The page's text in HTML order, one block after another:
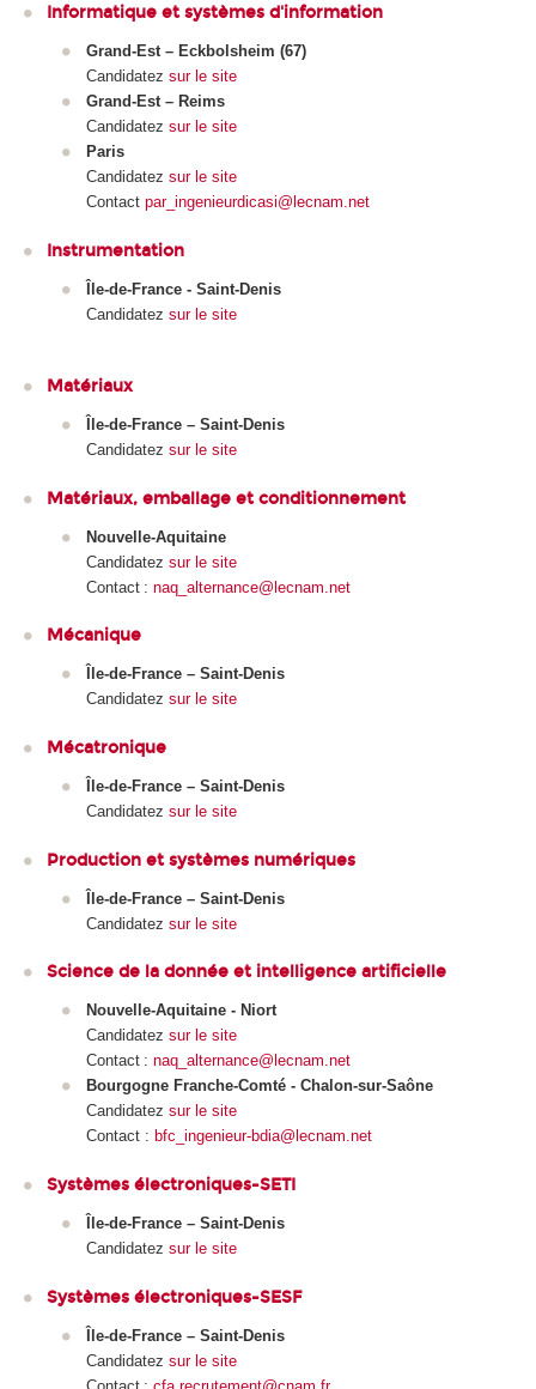
Informatique et systèmes d'information
Grand-Est – Eckbolsheim (67)
Candidatez sur le site
Grand-Est – Reims
Candidatez sur le site
Paris
Candidatez sur le site
Contact par_ingenieurdicasi@lecnam.net
Instrumentation
Île-de-France - Saint-Denis
Candidatez sur le site
Matériaux
Île-de-France – Saint-Denis
Candidatez sur le site
Matériaux, emballage et conditionnement
Nouvelle-Aquitaine
Candidatez sur le site
Contact : naq_alternance@lecnam.net
Mécanique
Île-de-France – Saint-Denis
Candidatez sur le site
Mécatronique
Île-de-France – Saint-Denis
Candidatez sur le site
Production et systèmes numériques
Île-de-France – Saint-Denis
Candidatez sur le site
Science de la donnée et intelligence artificielle
Nouvelle-Aquitaine - Niort
Candidatez sur le site
Contact : naq_alternance@lecnam.net
Bourgogne Franche-Comté - Chalon-sur-Saône
Candidatez sur le site
Contact : bfc_ingenieur-bdia@lecnam.net
Systèmes électroniques-SETI
Île-de-France – Saint-Denis
Candidatez sur le site
Systèmes électroniques-SESF
Île-de-France – Saint-Denis
Candidatez sur le site